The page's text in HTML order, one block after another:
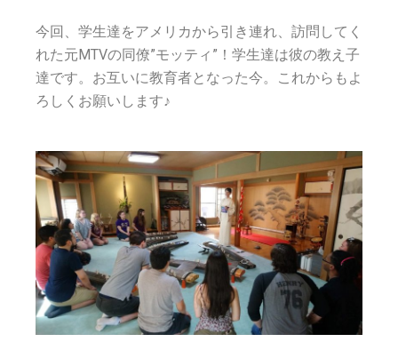
今回、学生達をアメリカから引き連れ、訪問してく
れた元MTVの同僚”モッティ”！学生達は彼の教え子
達です。お互いに教育者となった今。これからもよ
ろしくお願いします♪